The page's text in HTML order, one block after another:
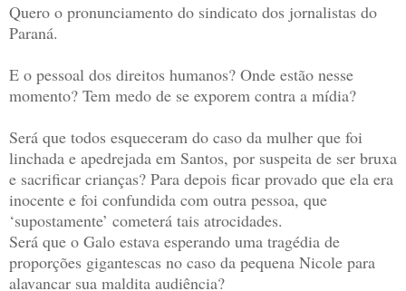
Quero o pronunciamento do sindicato dos jornalistas do
Paraná.
E o pessoal dos direitos humanos? Onde estão nesse
momento? Tem medo de se exporem contra a mídia?
Será que todos esqueceram do caso da mulher que foi
linchada e apedrejada em Santos, por suspeita de ser bruxa
e sacrificar crianças? Para depois ficar provado que ela era
inocente e foi confundida com outra pessoa, que
‘supostamente’ cometerá tais atrocidades.
Será que o Galo estava esperando uma tragédia de
proporções gigantescas no caso da pequena Nicole para
alavancar sua maldita audiência?